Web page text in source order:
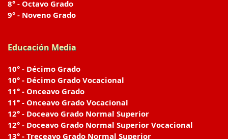
8° - Octavo Grado
9° - Noveno Grado
Educación Media
10° - Décimo Grado
10° - Décimo Grado Vocacional
11° - Onceavo Grado
11° - Onceavo Grado Vocacional
12° - Doceavo Grado Normal Superior
12° - Doceavo Grado Normal Superior Vocacional
13° - Treceavo Grado Normal Superior